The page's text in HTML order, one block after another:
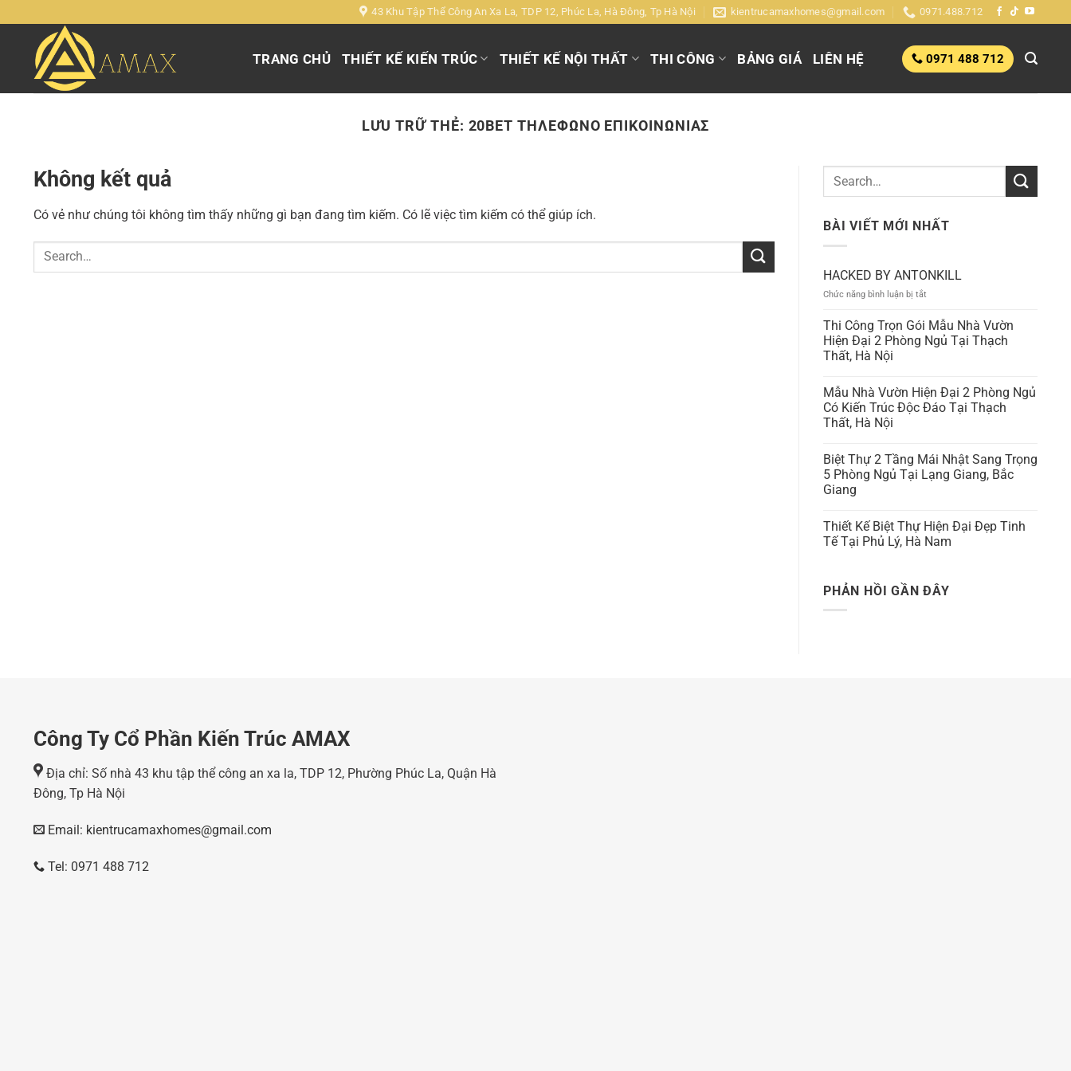
đến
43 Khu Tập Thể Công An Xa La, TDP 12, Phúc La, Hà Đông, Tp Hà Nội kientrucamaxhomes@gmail.com 0971.488.712
TRANG CHỦ THIẾT KẾ KIẾN TRÚC THIẾT KẾ NỘI THẤT THI CÔNG BẢNG GIÁ LIÊN HỆ 0971 488 712
LƯU TRỮ THẺ: 20BET ΤΗΛΕΦΩΝΟ ΕΠΙΚΟΙΝΩΝΙΑΣ
Không kết quả
Có vẻ như chúng tôi không tìm thấy những gì bạn đang tìm kiếm. Có lẽ việc tìm kiếm có thể giúp ích.
BÀI VIẾT MỚI NHẤT
HACKED BY ANTONKILL
Chức năng bình luận bị tắt
BY
ANTONKILL
Thi Công Trọn Gói Mẫu Nhà Vườn
Hiện Đại 2 Phòng Ngủ Tại Thạch
Thất, Hà Nội
Mẫu Nhà Vườn Hiện Đại 2 Phòng Ngủ
Có Kiến Trúc Độc Đáo Tại Thạch
Thất, Hà Nội
Biệt Thự 2 Tầng Mái Nhật Sang Trọng
5 Phòng Ngủ Tại Lạng Giang, Bắc
Giang
Thiết Kế Biệt Thự Hiện Đại Đẹp Tinh
Tế Tại Phủ Lý, Hà Nam
PHẢN HỒI GẦN ĐÂY
Công Ty Cổ Phần Kiến Trúc AMAX
Địa chỉ: Số nhà 43 khu tập thể công an xa la, TDP 12, Phường Phúc La, Quận Hà
Đông, Tp Hà Nội
Email: kientrucamaxhomes@gmail.com
Tel: 0971 488 712